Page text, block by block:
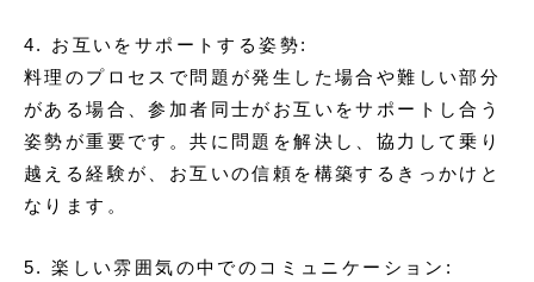
4. お互いをサポートする姿勢:
料理のプロセスで問題が発生した場合や難しい部分
がある場合、参加者同士がお互いをサポートし合う
姿勢が重要です。共に問題を解決し、協力して乗り
越える経験が、お互いの信頼を構築するきっかけと
なります。
5. 楽しい雰囲気の中でのコミュニケーション: